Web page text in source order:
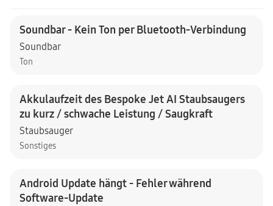
Soundbar - Kein Ton per Bluetooth-Verbindung
Soundbar
Ton
Akkulaufzeit des Bespoke Jet AI Staubsaugers
zu kurz / schwache Leistung / Saugkraft
Staubsauger
Sonstiges
Android Update hängt - Fehler während
Software-Update